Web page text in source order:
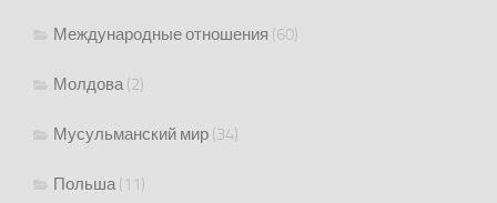
Международные отношения (60)
Молдова(2)
Мусульманский мир (34)
Польша(11)